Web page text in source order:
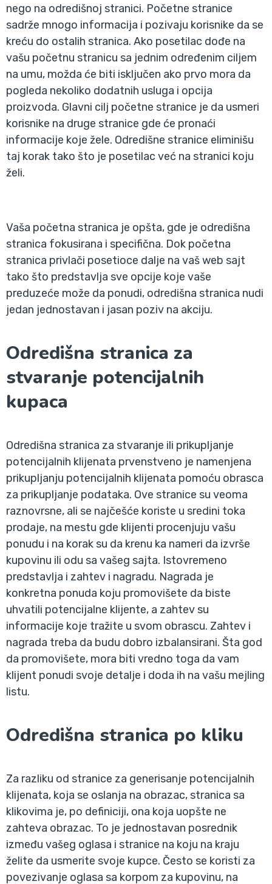
nego na odredišnoj stranici. Početne stranice
sadrže mnogo informacija i pozivaju korisnike da se
kreću do ostalih stranica. Ako posetilac dođe na
vašu početnu stranicu sa jednim određenim ciljem
na umu, možda će biti isključen ako prvo mora da
pogleda nekoliko dodatnih usluga i opcija
proizvoda. Glavni cilj početne stranice je da usmeri
korisnike na druge stranice gde će pronaći
informacije koje žele. Odredišne stranice eliminišu
taj korak tako što je posetilac već na stranici koju
želi.
Vaša početna stranica je opšta, gde je odredišna
stranica fokusirana i specifična. Dok početna
stranica privlači posetioce dalje na vaš web sajt
tako što predstavlja sve opcije koje vaše
preduzeće može da ponudi, odredišna stranica nudi
jedan jednostavan i jasan poziv na akciju.
Odredišna stranica za
stvaranje potencijalnih
kupaca
Odredišna stranica za stvaranje ili prikupljanje
potencijalnih klijenata prvenstveno je namenjena
prikupljanju potencijalnih klijenata pomoću obrasca
za prikupljanje podataka. Ove stranice su veoma
raznovrsne, ali se najčešće koriste u sredini toka
prodaje, na mestu gde klijenti procenjuju vašu
ponudu i na korak su da krenu ka nameri da izvrše
kupovinu ili odu sa vašeg sajta. Istovremeno
predstavlja i zahtev i nagradu. Nagrada je
konkretna ponuda koju promovišete da biste
uhvatili potencijalne klijente, a zahtev su
informacije koje tražite u svom obrascu. Zahtev i
nagrada treba da budu dobro izbalansirani. Šta god
da promovišete, mora biti vredno toga da vam
klijent ponudi svoje detalje i doda ih na vašu mejling
listu.
Odredišna stranica po kliku
Za razliku od stranice za generisanje potencijalnih
klijenata, koja se oslanja na obrazac, stranica sa
klikovima je, po definiciji, ona koja uopšte ne
zahteva obrazac. To je jednostavan posrednik
između vašeg oglasa i stranice na koju na kraju
želite da usmerite svoje kupce. Često se koristi za
povezivanje oglasa sa korpom za kupovinu, na